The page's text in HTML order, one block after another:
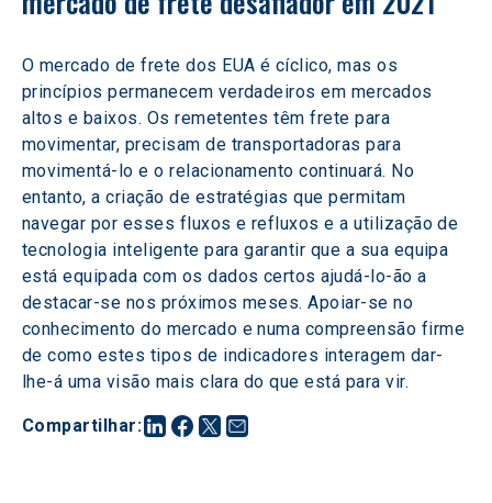
Compartilhar:
O mercado de frete dos EUA é cíclico, mas os
princípios permanecem verdadeiros em mercados
altos e baixos. Os remetentes têm frete para
movimentar, precisam de transportadoras para
movimentá-lo e o relacionamento continuará. No
entanto, a criação de estratégias que permitam
navegar por esses fluxos e refluxos e a utilização de
tecnologia inteligente para garantir que a sua equipa
está equipada com os dados certos ajudá-lo-ão a
destacar-se nos próximos meses. Apoiar-se no
conhecimento do mercado e numa compreensão firme
de como estes tipos de indicadores interagem dar-
lhe-á uma visão mais clara do que está para vir.